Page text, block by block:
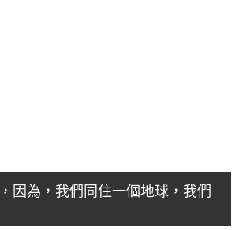
因為，我們同住一個地球，我們